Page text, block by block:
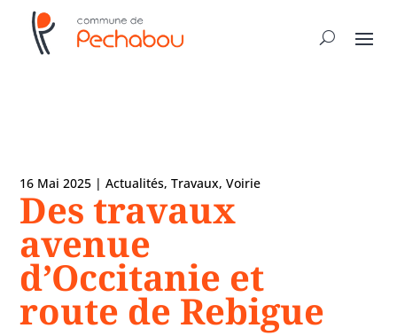
16 Mai 2025 |Actualités,Travaux,Voirie
Des travaux
avenue
d’Occitanie et
route de Rebigue